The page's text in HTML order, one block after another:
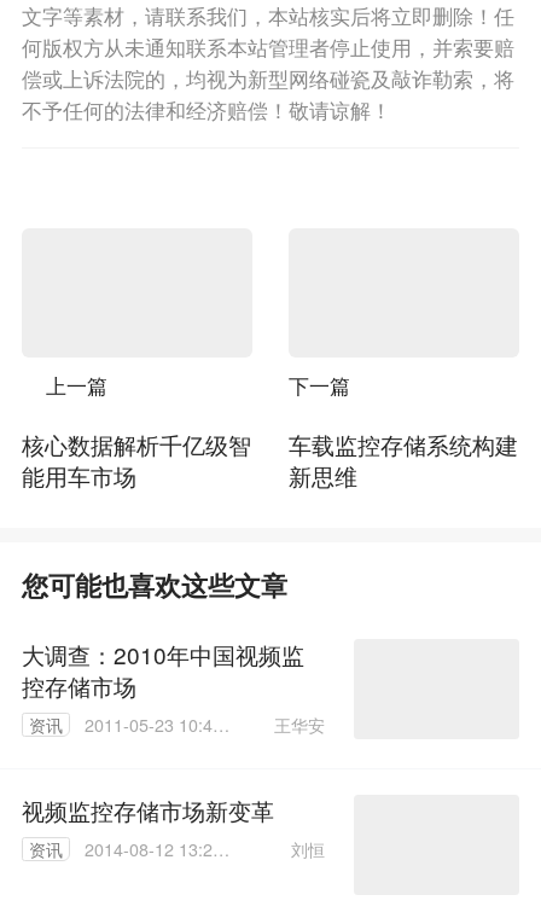
文字等素材，请联系我们，本站核实后将立即删除！任
何版权方从未通知联系本站管理者停止使用，并索要赔
偿或上诉法院的，均视为新型网络碰瓷及敲诈勒索，将
不予任何的法律和经济赔偿！敬请谅解！
上一篇
核心数据解析千亿级智
能用车市场
下一篇
车载监控存储系统构建
新思维
您可能也喜欢这些文章
大调查：2010年中国视频监
控存储市场
资讯
2011-05-23 10:44:
王华安
视频监控存储市场新变革
资讯
2014-08-12 13:26:
刘恒